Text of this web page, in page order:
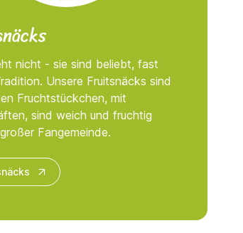
nicht - sie sind beliebt, fast
Unsere Fruitsnäcks sind
Fruchtstückchen, mit
sind weich und fruchtig
Fangemeinde.